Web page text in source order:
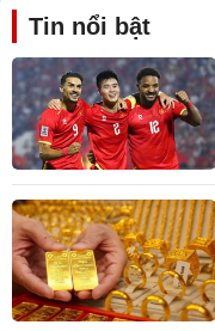
Tin nổi bật